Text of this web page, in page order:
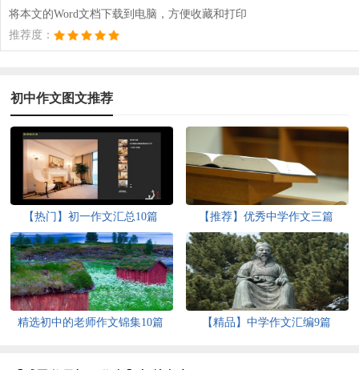
将本文的Word文档下载到电脑，方便收藏和打印
推荐度：
初中作文图文推荐
【热门】初一作文汇总10篇 【推荐】优秀中学作文三篇
精选初中的老师作文锦集10篇 【精品】中学作文汇编9篇